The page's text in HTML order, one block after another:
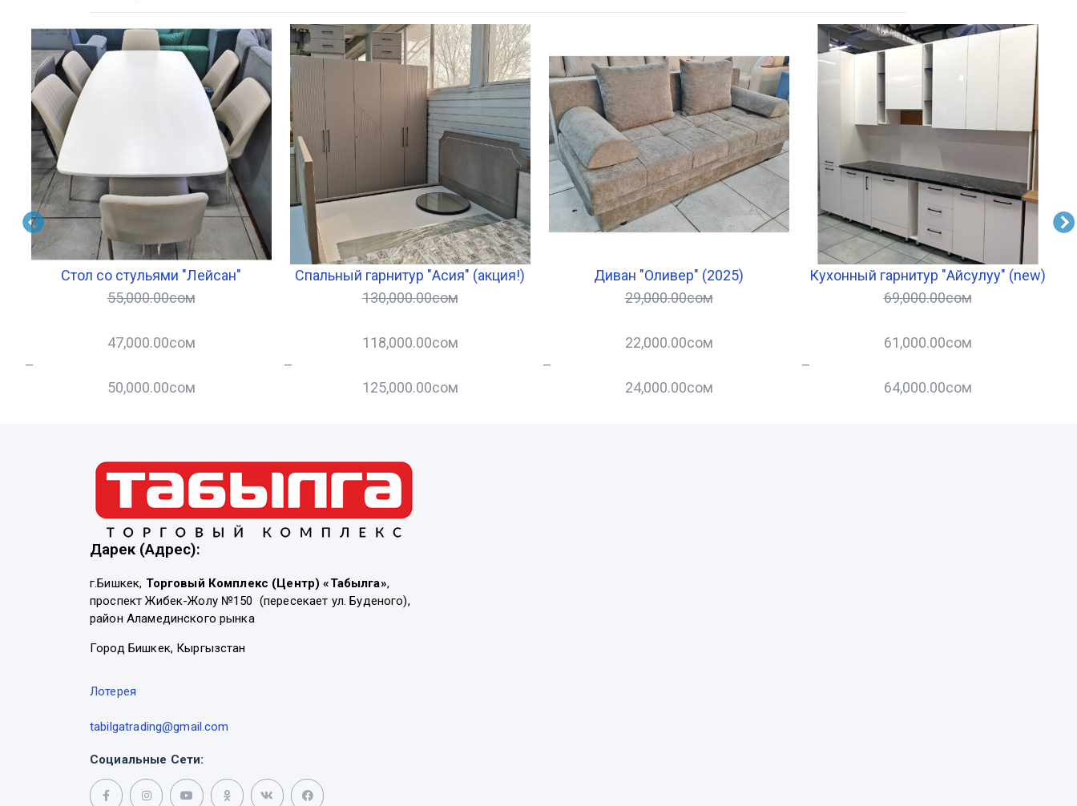
Стол со стульями "Лейсан"
55,000.00сом
47,000.00сом
–
50,000.00сом
Спальный гарнитур "Асия" (акция!)
130,000.00сом
118,000.00сом
–
125,000.00сом
Диван "Оливер" (2025)
29,000.00сом
22,000.00сом
–
24,000.00сом
Кухонный гарнитур "Айсулуу" (new)
69,000.00сом
61,000.00сом
–
64,000.00сом
Дарек (Адрес):
г.Бишкек, Торговый Комплекс (Центр) «Табылга»,
проспект Жибек-Жолу №150 (пересекает ул. Буденого),
район Аламединского рынка
Город Бишкек, Кыргызстан
Лотерея
tabilgatrading@gmail.com
Социальные Сети: